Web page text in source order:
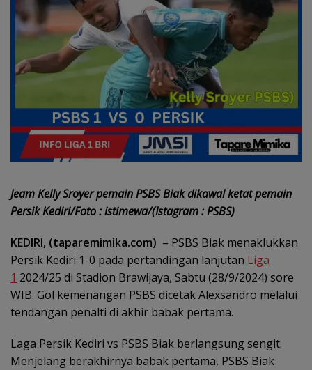
Jeam Kelly Sroyer pemain PSBS Biak dikawal ketat pemain
Persik Kediri/Foto : istimewa/(Istagram : PSBS)
KEDIRI, (taparemimika.com) – PSBS Biak menaklukkan
Persik Kediri 1-0 pada pertandingan lanjutan Liga
1 2024/25 di Stadion Brawijaya, Sabtu (28/9/2024) sore
WIB. Gol kemenangan PSBS dicetak Alexsandro melalui
tendangan penalti di akhir babak pertama.
Laga Persik Kediri vs PSBS Biak berlangsung sengit.
Menjelang berakhirnya babak pertama, PSBS Biak